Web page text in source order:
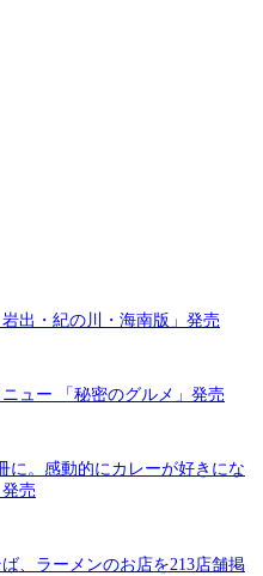
出・紀の川・海南版」発売
ュー 「秘密のグルメ」発売
に。感動的にカレーが好きにな
売
、ラーメンのお店を213店舗掲